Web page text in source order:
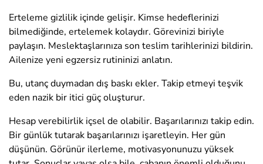
Erteleme gizlilik içinde gelişir. Kimse hedeflerinizi
bilmediğinde, ertelemek kolaydır. Görevinizi biriyle
paylaşın. Meslektaşlarınıza son teslim tarihlerinizi bildirin.
Ailenize yeni egzersiz rutininizi anlatın.
Bu, utanç duymadan dış baskı ekler. Takip etmeyi teşvik
eden nazik bir itici güç oluşturur.
Hesap verebilirlik içsel de olabilir. Başarılarınızı takip edin.
Bir günlük tutarak başarılarınızı işaretleyin. Her gün
düşünün. Görünür ilerleme, motivasyonunuzu yüksek